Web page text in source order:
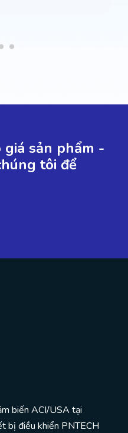
giá sản phẩm -
tôi để
biến ACI/USA tại
bị điều khiển PNTECH